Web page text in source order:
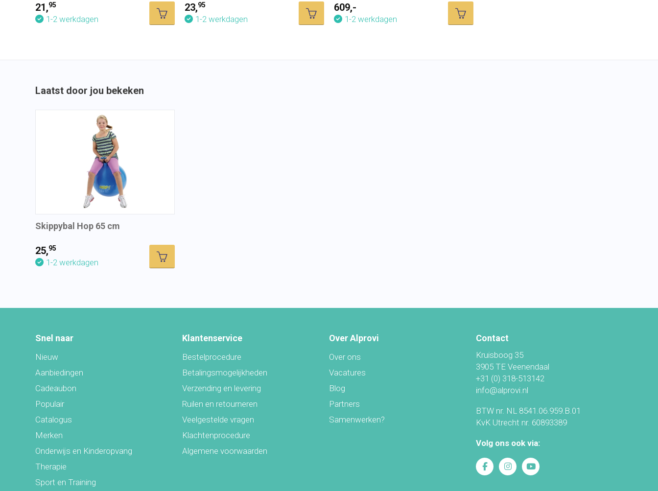
21,95
1-2 werkdagen
23,95
1-2 werkdagen
609,-
1-2 werkdagen
Laatst door jou bekeken
Skippybal Hop 65 cm
25,95
1-2 werkdagen
Snel naar
Nieuw
Aanbiedingen
Cadeaubon
Populair
Catalogus
Merken
Onderwijs en Kinderopvang
Therapie
Sport en Training
Klantenservice
Bestelprocedure
Betalingsmogelijkheden
Verzending en levering
Ruilen en retourneren
Veelgestelde vragen
Klachtenprocedure
Algemene voorwaarden
Over Alprovi
Over ons
Vacatures
Blog
Partners
Samenwerken?
Contact
Kruisboog 35
3905 TE Veenendaal
+31 (0) 318-513142
info@alprovi.nl
BTW nr. NL 8541.06.959.B.01
KvK Utrecht nr. 60893389
Volg ons ook via: